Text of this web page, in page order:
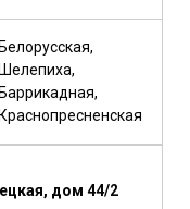
Белорусская,
Шелепиха,
Баррикадная,
Краснопресненская
дом 44/2